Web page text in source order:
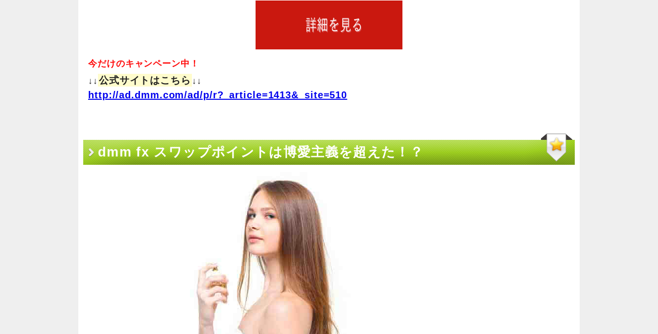
今だけのキャンペーン中！
↓↓ 公式サイトはこちら ↓↓
http://ad.dmm.com/ad/p/r?_article=1413&_site=510
dmm fx スワップポイントは博愛主義を超えた！？